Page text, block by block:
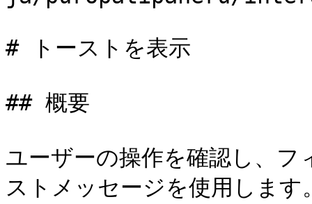
# トーストを表示
## 概要
ユーザーの操作を確認し、
ストメッセージを使用しま